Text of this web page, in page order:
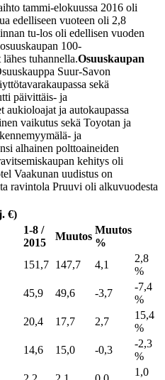
tammi-elokuussa 2016 oli
edelliseen vuoteen oli 2,8
tu-los oli edellisen vuoden
100-
tuhannella.Osuuskaupan
Suur-Savon
sekä
päivittäis- ja
aukioloajat ja autokaupassa
vaikutus sekä Toyotan ja
ja
alhainen polttoaineiden
kehitys oli
Vaakunan uudistus on
ravintola Pruuvi oli alkuvuodesta
€)
1-8 /
2015
Muutos
Muutos
%
151,7 147,7 4,1
2,8
%
45,9 49,6 -3,7
-7,4
%
20,4 17,7 2,7
15,4
%
14,6 15,0 -0,3
-2,3
%
1,0